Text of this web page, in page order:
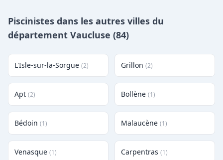
Piscinistes dans les autres villes du
département Vaucluse (84)
L'Isle-sur-la-Sorgue (2) Grillon (2)
Apt (2) Bollène (1)
Bédoin (1) Malaucène (1)
Venasque (1) Carpentras (1)